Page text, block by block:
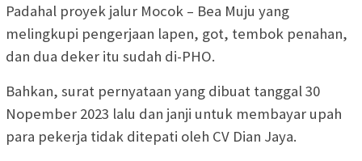
Padahal proyek jalur Mocok – Bea Muju yang
melingkupi pengerjaan lapen, got, tembok penahan,
dan dua deker itu sudah di-PHO.
Bahkan, surat pernyataan yang dibuat tanggal 30
Nopember 2023 lalu dan janji untuk membayar upah
para pekerja tidak ditepati oleh CV Dian Jaya.